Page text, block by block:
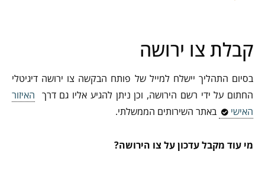
קבלת צו ירושה
בסיום התהליך יישלח למייל של פותח הבקשה צו ירושה דיגיטלי
החתום על ידי רשם הירושה, וכן ניתן להגיע אליו גם דרך האיזור
האישי
באתר השירותים הממשלתי.
מי עוד מקבל עדכון על צו הירושה?